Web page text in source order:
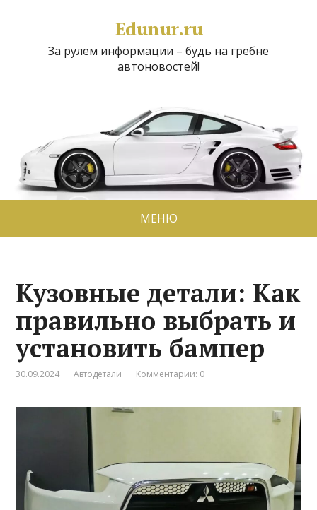
Edunur.ru
За рулем информации – будь на гребне
автоновостей!
МЕНЮ
Кузовные детали: Как
правильно выбрать и
установить бампер
30.09.2024 Автодетали Комментарии: 0